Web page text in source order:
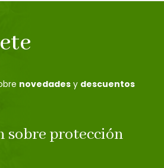
novedades y descuentos
sobre protección